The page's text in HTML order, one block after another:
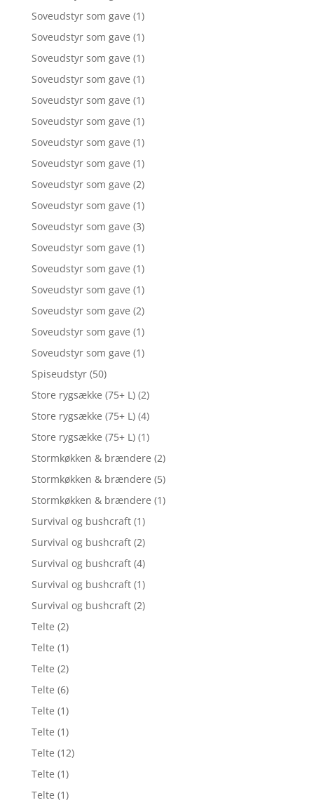
Soveudstyr som gave (1)
Soveudstyr som gave (1)
Soveudstyr som gave (1)
Soveudstyr som gave (1)
Soveudstyr som gave (1)
Soveudstyr som gave (1)
Soveudstyr som gave (1)
Soveudstyr som gave (1)
Soveudstyr som gave (2)
Soveudstyr som gave (1)
Soveudstyr som gave (3)
Soveudstyr som gave (1)
Soveudstyr som gave (1)
Soveudstyr som gave (1)
Soveudstyr som gave (2)
Soveudstyr som gave (1)
Soveudstyr som gave (1)
Spiseudstyr (50)
Store rygsække (75+ L) (2)
Store rygsække (75+ L) (4)
Store rygsække (75+ L) (1)
Stormkøkken & brændere (2)
Stormkøkken & brændere (5)
Stormkøkken & brændere (1)
Survival og bushcraft (1)
Survival og bushcraft (2)
Survival og bushcraft (4)
Survival og bushcraft (1)
Survival og bushcraft (2)
Telte (2)
Telte (1)
Telte (2)
Telte (6)
Telte (1)
Telte (1)
Telte (12)
Telte (1)
Telte (1)